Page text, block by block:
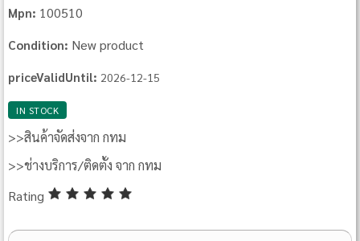
Mpn: 100510
Condition: New product
priceValidUntil: 2026-12-15
IN STOCK
>>สินค้าจัดส่งจาก กทม
>>ช่างบริการ/ติดตั้ง จาก กทม
Rating